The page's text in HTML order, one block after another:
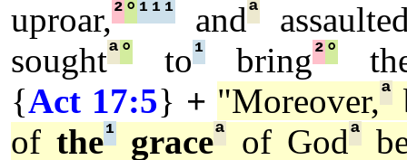
uproar,²° ¹ ¹ ¹ andª
soughtª° to¹bring²°
{Act 17:5} + "Moreover,ª
of the¹graceª of Godª